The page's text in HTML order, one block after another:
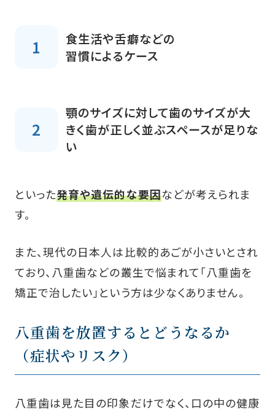
食生活や舌癖などの
習慣によるケース
顎のサイズに対して歯のサイズが大
きく歯が正しく並ぶスペースが足りな
い
といった発育や遺伝的な要因などが考えられま
す。
また、現代の日本人は比較的あごが小さいとされ
ており、八重歯などの叢生で悩まれて「八重歯を
矯正で治したい」という方は少なくありません。
八重歯を放置するとどうなるか
（症状やリスク）
八重歯は見た目の印象だけでなく、口の中の健康